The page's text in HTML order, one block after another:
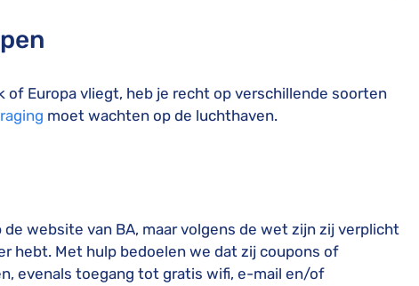
of Europa vliegt, heb je recht op verschillende soorten
moet wachten op de luchthaven.
website van BA, maar volgens de wet zijn zij verplicht
hebt. Met hulp bedoelen we dat zij coupons of
evenals toegang tot gratis wifi, e-mail en/of